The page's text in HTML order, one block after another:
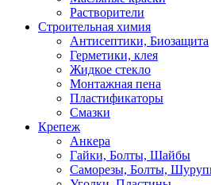
Растворители
Строительная химия
Антисептики, Биозащита
Герметики, клея
Жидкое стекло
Монтажная пена
Пластификаторы
Смазки
Крепеж
Анкера
Гайки, Болты, Шайбы
Саморезы, Болты,